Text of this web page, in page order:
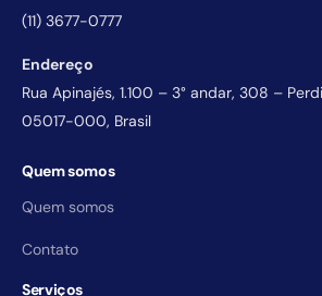
(11) 3677-0777
Endereço
Rua Apinajés, 1.100 – 3° andar, 308 –
05017-000, Brasil
Quem somos
Quem somos
Contato
Serviços